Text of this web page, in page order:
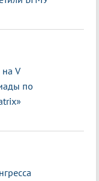
V
по